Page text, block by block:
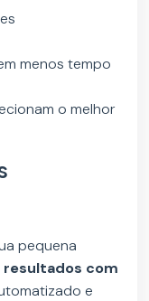
menos tempo
o melhor
pequena
resultados com
e